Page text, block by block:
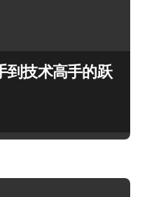
到技术高手的跃